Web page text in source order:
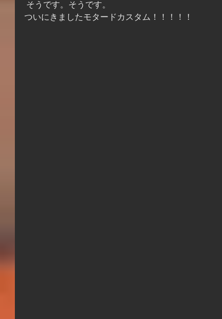
そうです。そうです。
ついにきましたモタードカスタム！！！！！